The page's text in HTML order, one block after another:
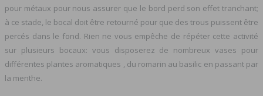
pour métaux pour nous assurer que le bord perd son effet tranchant;
à ce stade, le bocal doit être retourné pour que des trous puissent être
percés dans le fond. Rien ne vous empêche de répéter cette activité
sur plusieurs bocaux: vous disposerez de nombreux vases pour
différentes plantes aromatiques , du romarin au basilic en passant par
la menthe.